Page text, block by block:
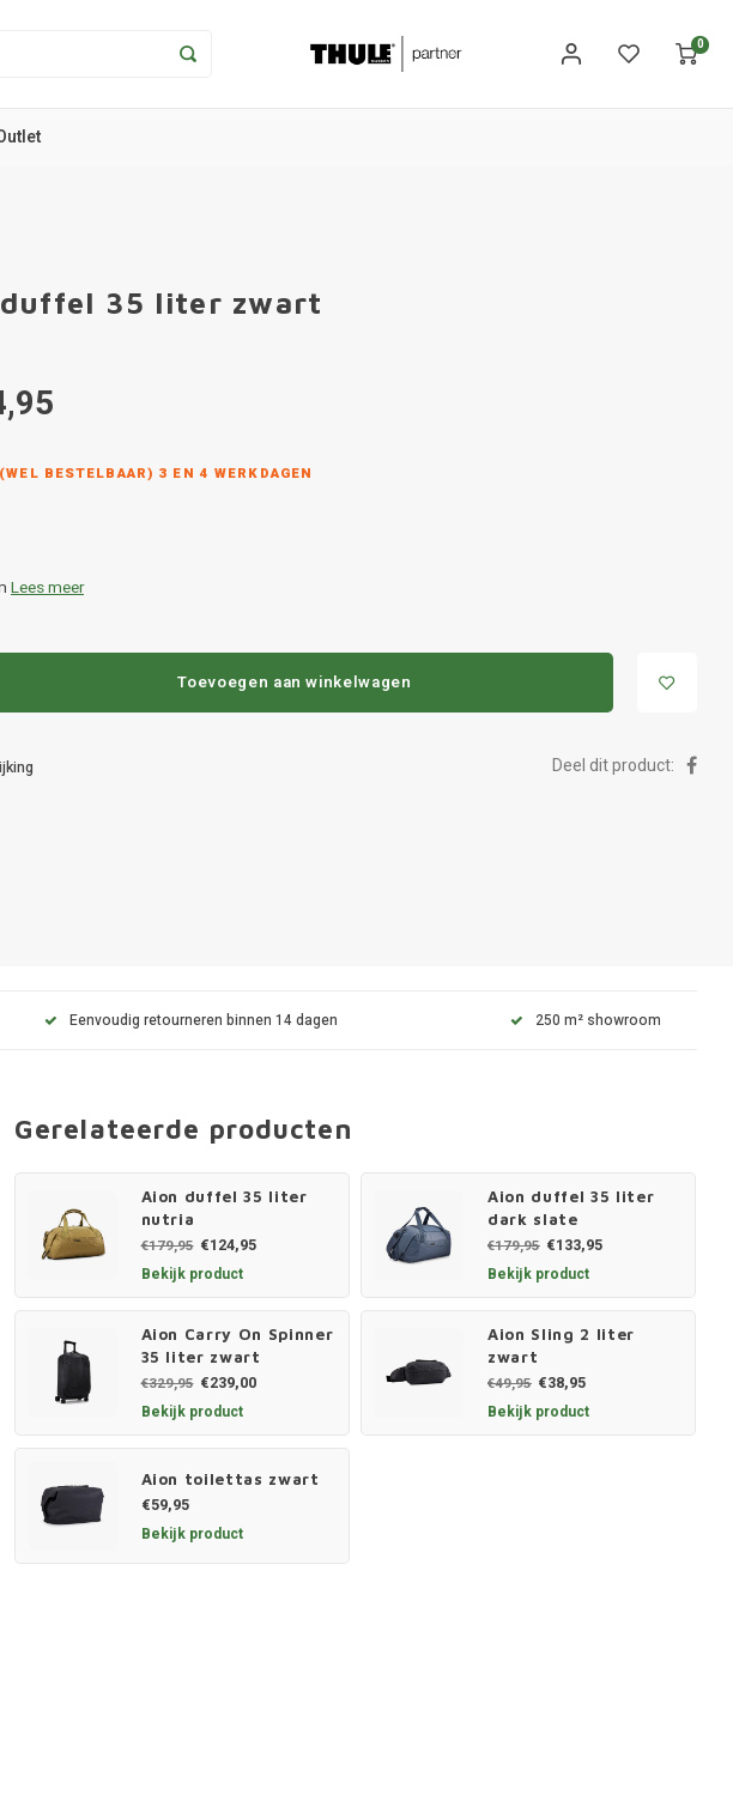
0
35 liter zwart
BESTELBAAR) 3 EN 4 WERKDAGEN
Lees meer
Toevoegen aan winkelwagen
Deel dit product:
Eenvoudig retourneren binnen 14 dagen 250 m² showroom
Gerelateerde producten
Aion duffel 35 liter
nutria
€179,95 €124,95
Bekijk product
Aion duffel 35 liter
dark slate
€179,95 €133,95
Bekijk product
Aion Carry On Spinner
35 liter zwart
€329,95 €239,00
Bekijk product
Aion Sling 2 liter
zwart
€49,95 €38,95
Bekijk product
Aion toilettas zwart
€59,95
Bekijk product